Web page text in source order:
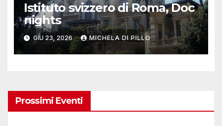
Istituto svizzero di Roma, Doc
nights
GIU 23, 2026 MICHELA DI PILLO
Prossimi Eventi